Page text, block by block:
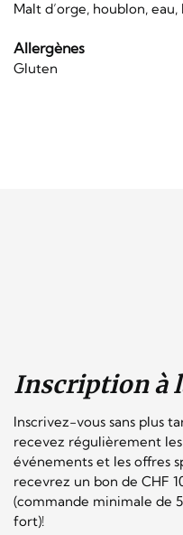
Malt d’orge, houblon,
Allergènes
Gluten
Inscription à
Inscrivez-vous sans plus
recevez régulièrement
événements et les offres
recevrez un bon de CHF
(commande minimale de
fort)!